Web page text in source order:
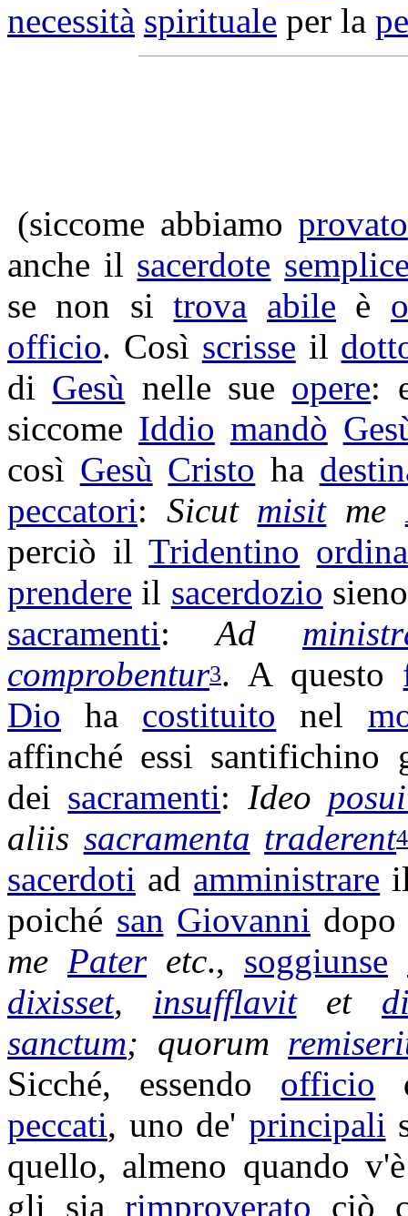
necessità spirituale per la
(siccome abbiamo provato
anche il sacerdote
se non sitrova abile è
officio. Così scrisse il
di Gesù nelle sue opere:
siccome Iddio mandò
così Gesù Cristo ha
peccatori: Sicut misitme
perciò ilTridentino ordina
prendere il sacerdozio
sacramenti:Ad
comprobentur3. A questo
Dio ha costituito nel
affinché essi santifichino
dei sacramenti: Ideo
aliis sacramenta traderent4
sacerdoti ad amministrare
poiché san Giovanni
me Pateretc., soggiunse
dixisset, insufflavitet
sanctum; quorum
Sicché, essendo officio
peccati, uno de' principali
quello, almeno quando
gli sia rimproverato ciò